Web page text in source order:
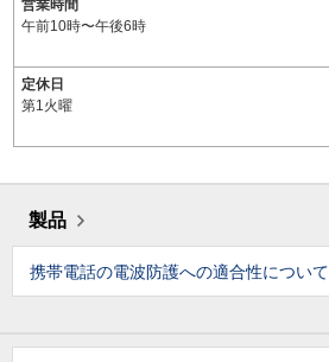
営業時間
午前10時〜午後6時
定休日
第1火曜
製品
携帯電話の電波防護への適合性について